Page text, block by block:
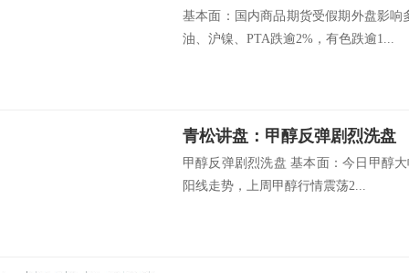
基本面：国内商品期货受假期外盘影响
油、沪镍、PTA跌逾2%，有色跌逾1...
青松讲盘：甲醇反弹剧烈洗盘
甲醇反弹剧烈洗盘 基本面：今日甲醇
阳线走势，上周甲醇行情震荡2...